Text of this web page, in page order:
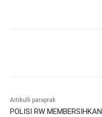
Artikulli paraprak
POLISI RW MEMBERSIHKAN